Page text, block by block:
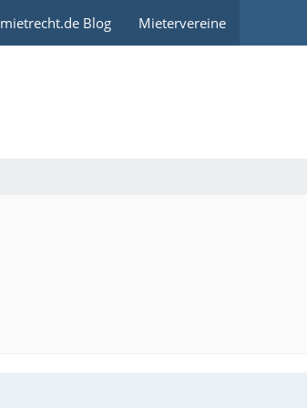
mietrecht.de Blog Mietervereine